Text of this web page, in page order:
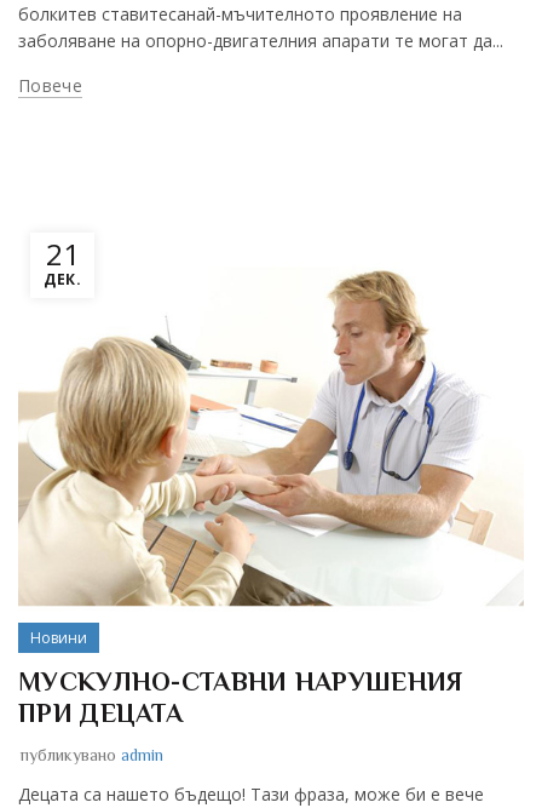
болкитев ставитесанай-мъчителното проявление на
заболяване на опорно-двигателния апарати те могат да...
Повече
21
ДЕК.
Новини
МУСКУЛНО-СТАВНИ НАРУШЕНИЯ
ПРИ ДЕЦАТА
публикувано admin
Децата са нашето бъдещо! Тази фраза, може би е вече